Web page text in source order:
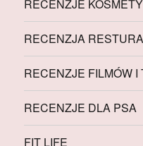
RECENZJE
RECENZJA
RECENZJE FILMÓW I
RECENZJE DLA PSA
FIT LIFE